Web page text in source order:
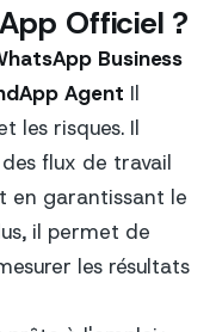
Officiel ?
Business
Agent Il
les risques. Il
flux de travail
en garantissant le
il permet de
les résultats